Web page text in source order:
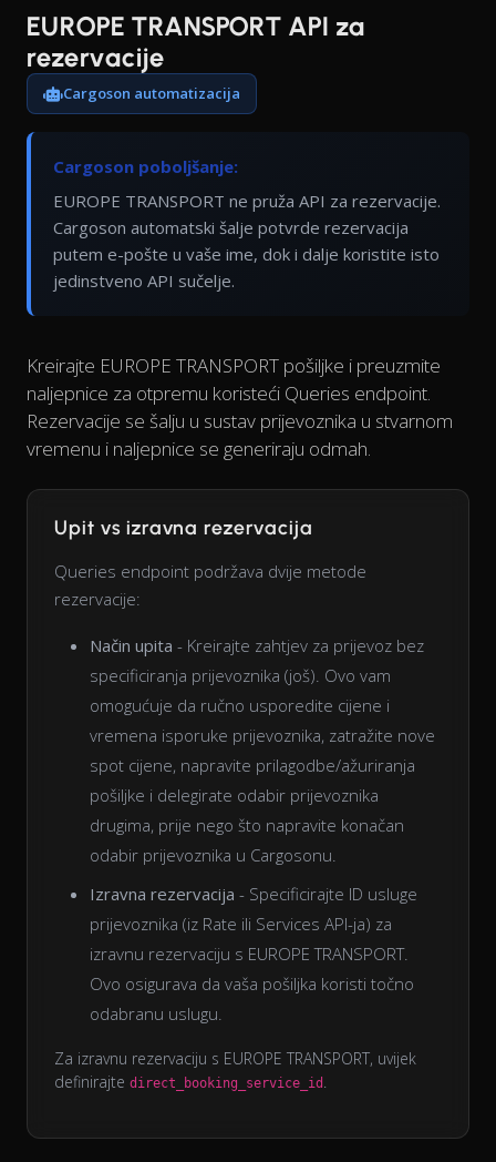
EUROPE TRANSPORT API za
rezervacije
Cargoson automatizacija
Cargoson poboljšanje:
EUROPE TRANSPORT ne pruža API za rezervacije.
Cargoson automatski šalje potvrde rezervacija
putem e-pošte u vaše ime, dok i dalje koristite isto
jedinstveno API sučelje.
Kreirajte EUROPE TRANSPORT pošiljke i preuzmite
naljepnice za otpremu koristeći Queries endpoint.
Rezervacije se šalju u sustav prijevoznika u stvarnom
vremenu i naljepnice se generiraju odmah.
Upit vs izravna rezervacija
Queries endpoint podržava dvije metode
rezervacije:
Način upita - Kreirajte zahtjev za prijevoz bez
specificiranja prijevoznika (još). Ovo vam
omogućuje da ručno usporedite cijene i
vremena isporuke prijevoznika, zatražite nove
spot cijene, napravite prilagodbe/ažuriranja
pošiljke i delegirate odabir prijevoznika
drugima, prije nego što napravite konačan
odabir prijevoznika u Cargosonu.
Izravna rezervacija - Specificirajte ID usluge
prijevoznika (iz Rate ili Services API-ja) za
izravnu rezervaciju s EUROPE TRANSPORT.
Ovo osigurava da vaša pošiljka koristi točno
odabranu uslugu.
Za izravnu rezervaciju s EUROPE TRANSPORT, uvijek
definirajte direct_booking_service_id .